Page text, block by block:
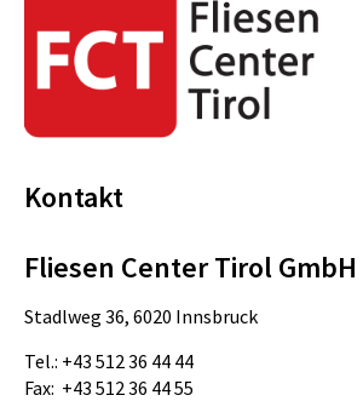
Kontakt
Kontakt
Kontakt
Fliesen Center Tirol GmbH
Stadlweg 36, 6020 Innsbruck
Tel.: +43 512 36 44 44
Fax: +43 512 36 44 55